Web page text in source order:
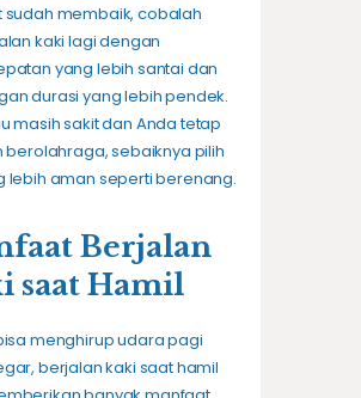
sudah membaik, cobalah
kaki lagi dengan
yang lebih santai dan
durasi yang lebih pendek.
masih sakit dan Anda tetap
berolahraga, sebaiknya pilih
lebih aman seperti berenang.
Berjalan
saat Hamil
menghirup udara pagi
berjalan kaki saat hamil